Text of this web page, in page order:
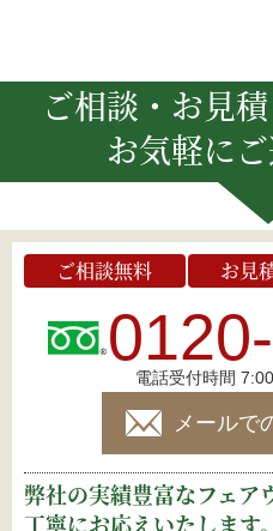
ご相談・お見
お気軽に
ご相談無料 お見
電話受付時間
メールで
弊社の実績豊富なフェア
丁寧にお応えいたします。